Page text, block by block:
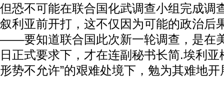
但恐不可能在联合国化武调查小组完成调
叙利亚前开打，这不仅因为可能的政治后
——要知道联合国此次新一轮调查，是在
日正式要求下，才在连副秘书长简.埃利亚
形势不允许”的艰难处境下，勉为其难地